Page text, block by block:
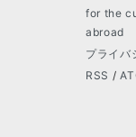
for the
abroad
プライバ
RSS /